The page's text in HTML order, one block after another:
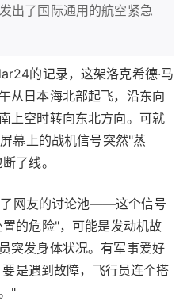
出了国际通用的航空紧急
的记录，这架洛克希德·马
从日本海北部起飞，沿东向
上空时转向东北方向。可就
幕上的战机信号突然"蒸
了线。
网友的讨论池——这个信号
的危险"，可能是发动机故
突发身体状况。有军事爱好
是遇到故障，飞行员连个搭
"